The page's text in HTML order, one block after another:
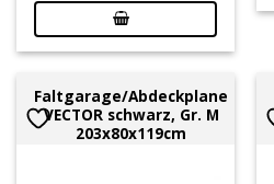
Faltgarage/Abdeckplane
VECTOR schwarz, Gr. M
203x80x119cm